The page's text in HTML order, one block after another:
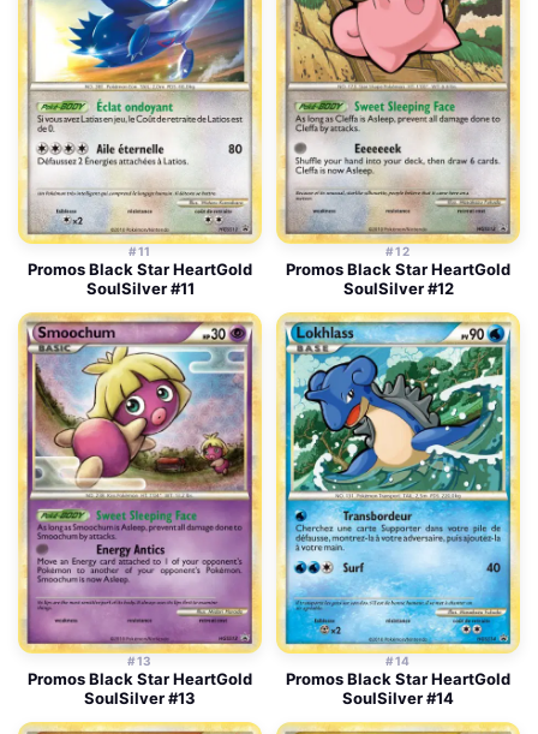
#11
Promos Black Star HeartGold
SoulSilver #11
#12
Promos Black Star HeartGold
SoulSilver #12
#13
Promos Black Star HeartGold
SoulSilver #13
#14
Promos Black Star HeartGold
SoulSilver #14